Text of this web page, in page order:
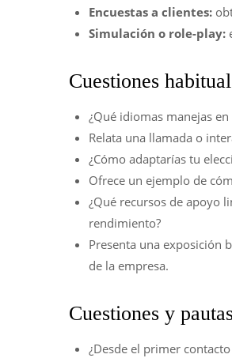
Encuestas a clientes:
Simulación o role-play:
Cuestiones
¿Qué idiomas manejas
Relata una llamada o
¿Cómo adaptarías tu
Ofrece un ejemplo de
¿Qué recursos de apoyo
rendimiento?
Presenta una exposición
de la empresa.
Cuestiones y
¿Desde el primer